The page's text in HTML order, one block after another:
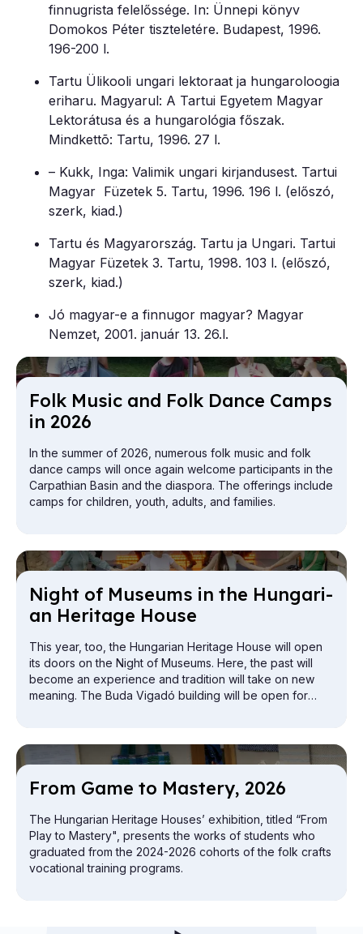
finnugrista felelőssége. In: Ünnepi könyv
Domokos Péter tiszteletére. Budapest, 1996.
196-200 l.
Tartu Ülikooli ungari lektoraat ja hungaroloogia
eriharu. Magyarul: A Tartui Egyetem Magyar
Lektorátusa és a hungarológia főszak.
Mindkettõ: Tartu, 1996. 27 l.
– Kukk, Inga: Valimik ungari kirjandusest. Tartui
Magyar Füzetek 5. Tartu, 1996. 196 l. (előszó,
szerk, kiad.)
Tartu és Magyarország. Tartu ja Ungari. Tartui
Magyar Füzetek 3. Tartu, 1998. 103 l. (előszó,
szerk, kiad.)
Jó magyar-e a finnugor magyar? Magyar
Nemzet, 2001. január 13. 26.l.
Folk Mu­sic and Folk Dance Camps
in 2026
In the summer of 2026, numerous folk music and folk
dance camps will once again welcome participants in the
Carpathian Basin and the diaspora. The offerings include
camps for children, youth, adults, and families.
Night of Mu­seums in the Hun­gari­
an Her­it­age House
This year, too, the Hungarian Heritage House will open
its doors on the Night of Museums. Here, the past will
become an experience and tradition will take on new
meaning. The Buda Vigadó building will be open for
From Game to Mas­tery, 2026
The Hungarian Heritage Houses’ exhibition, titled “From
Play to Mastery", presents the works of students who
graduated from the 2024-2026 cohorts of the folk crafts
vocational training programs.